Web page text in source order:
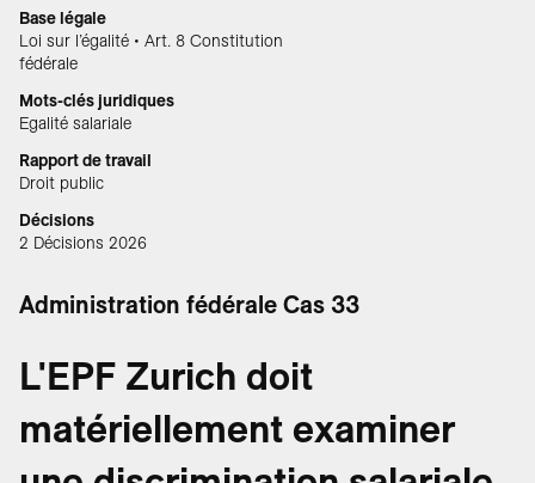
Base légale
Loi sur l’égalité • Art. 8 Constitution
fédérale
Mots-clés juridiques
Egalité salariale
Rapport de travail
Droit public
Décisions
2 Décisions 2026
Administration fédérale Cas 33
L'EPF Zurich doit
matériellement examiner